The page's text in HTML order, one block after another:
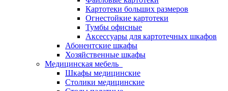
Картотеки больших размеров
Огнестойкие картотеки
Тумбы офисные
Аксессуары для картотечных шкафов
Абонентские шкафы
Хозяйственные шкафы
Медицинская мебель
Шкафы медицинские
Столики медицинские